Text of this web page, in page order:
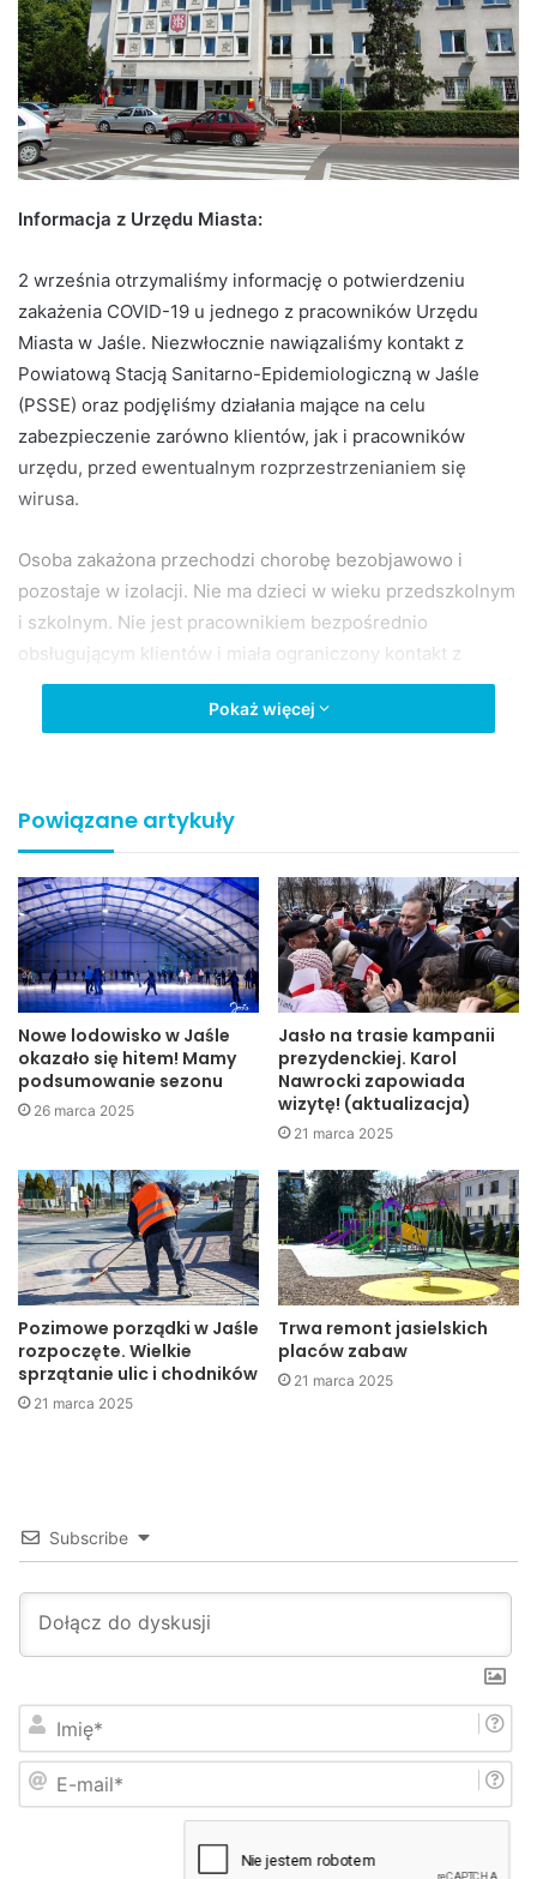
a
i
l
Informacja z Urzędu Miasta:
2 września otrzymaliśmy informację o potwierdzeniu
zakażenia COVID-19 u jednego z pracowników Urzędu
Miasta w Jaśle. Niezwłocznie nawiązaliśmy kontakt z
Powiatową Stacją Sanitarno-Epidemiologiczną w Jaśle
(PSSE) oraz podjęliśmy działania mające na celu
zabezpieczenie zarówno klientów, jak i pracowników
urzędu, przed ewentualnym rozprzestrzenianiem się
wirusa.
Osoba zakażona przechodzi chorobę bezobjawowo i
pozostaje w izolacji. Nie ma dzieci w wieku przedszkolnym
i szkolnym. Nie jest pracownikiem bezpośrednio
obsługującym klientów i miała ograniczony kontakt z
innymi pracownikami. Ostatni raz w pracy była w piątek (28
sierpnia). Osoby, które miały z nią bezpośredni kontakt
Urząd Miasta w Jaśle nieprzerwanie pracuje i obsługuje
które mogą prowadzić do wydłużenia czasu realizacji
spraw, za co przepraszamy.
W związku z zaistniałą sytuacją prosimy o zachowanie
szczególnej ostrożności, załatwianie spraw z urzędem
elektronicznie za pośrednictwem ePUAP, poczty
elektronicznej oraz telefonicznie, a także ograniczenie
wizyt bezpośrednich do niezbędnego minimum. Ponadto,
stosowanie środków ochrony osobistej.
UM
koronawirus top urząd miasta
Pokaż więcej
Powiązane artykuły
Nowe lodowisko w Jaśle
okazało się hitem! Mamy
podsumowanie sezonu
26 marca 2025
Jasło na trasie kampanii
prezydenckiej. Karol
Nawrocki zapowiada
wizytę! (aktualizacja)
21 marca 2025
Pozimowe porządki w Jaśle
rozpoczęte. Wielkie
sprzątanie ulic i chodników
21 marca 2025
Trwa remont jasielskich
placów zabaw
21 marca 2025
Subscribe
i
m